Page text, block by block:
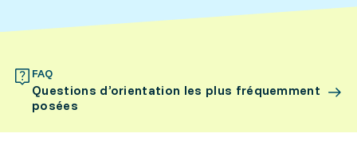
FAQ
Questions d’orientation les plus fréquemment
posées